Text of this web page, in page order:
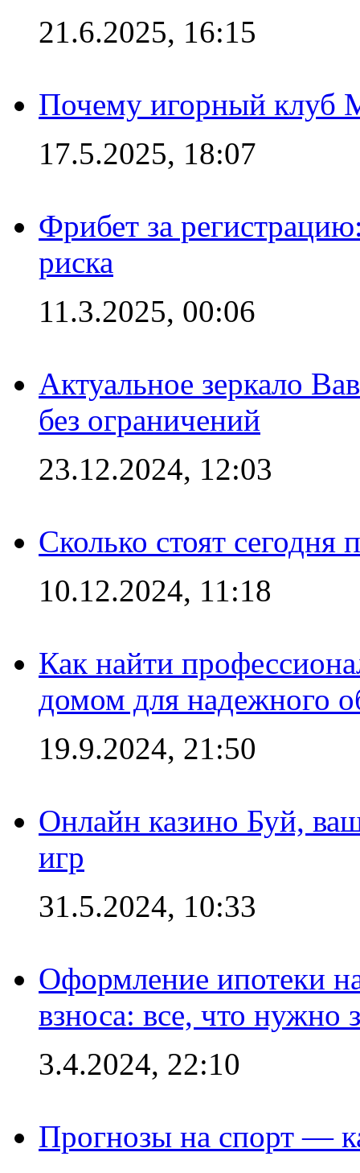
21.6.2025, 16:15
Почему игорный клуб
17.5.2025, 18:07
Фрибет за
риска
11.3.2025, 00:06
Актуальное зеркало
без ограничений
23.12.2024, 12:03
Сколько стоят сегодня
10.12.2024, 11:18
Как найти
домом для надежного
19.9.2024, 21:50
Онлайн казино Буй,
игр
31.5.2024, 10:33
Оформление ипотеки
взноса: все, что нужно
3.4.2024, 22:10
Прогнозы на спорт —